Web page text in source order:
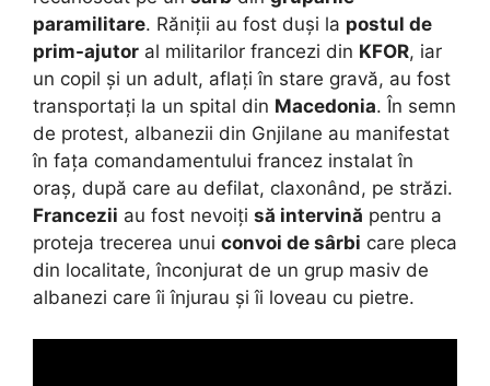
paramilitare. Răniții au fost duși la postul de
prim-ajutor al militarilor francezi din KFOR, iar
un copil și un adult, aflați în stare gravă, au fost
transportați la un spital din Macedonia. În semn
de protest, albanezii din Gnjilane au manifestat
în fața comandamentului francez instalat în
oraș, după care au defilat, claxonând, pe străzi.
Francezii au fost nevoiți să intervină pentru a
proteja trecerea unui convoi de sârbi care pleca
din localitate, înconjurat de un grup masiv de
albanezi care îi înjurau și îi loveau cu pietre.